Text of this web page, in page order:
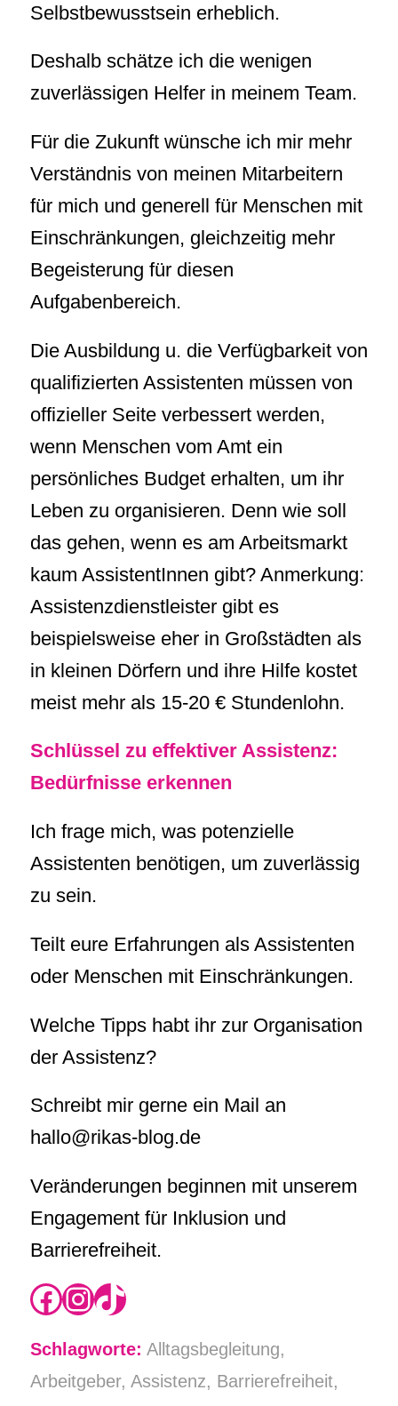
Selbstbewusstsein erheblich.
Deshalb schätze ich die wenigen
zuverlässigen Helfer in meinem Team.
Für die Zukunft wünsche ich mir mehr
Verständnis von meinen Mitarbeitern
für mich und generell für Menschen mit
Einschränkungen, gleichzeitig mehr
Begeisterung für diesen
Aufgabenbereich.
Die Ausbildung u. die Verfügbarkeit von
qualifizierten Assistenten müssen von
offizieller Seite verbessert werden,
wenn Menschen vom Amt ein
persönliches Budget erhalten, um ihr
Leben zu organisieren. Denn wie soll
das gehen, wenn es am Arbeitsmarkt
kaum AssistentInnen gibt? Anmerkung:
Assistenzdienstleister gibt es
beispielsweise eher in Großstädten als
in kleinen Dörfern und ihre Hilfe kostet
meist mehr als 15-20 € Stundenlohn.
Schlüssel zu effektiver Assistenz:
Bedürfnisse erkennen
Ich frage mich, was potenzielle
Assistenten benötigen, um zuverlässig
zu sein.
Teilt eure Erfahrungen als Assistenten
oder Menschen mit Einschränkungen.
Welche Tipps habt ihr zur Organisation
der Assistenz?
Schreibt mir gerne ein Mail an
hallo@rikas-blog.de
Veränderungen beginnen mit unserem
Engagement für Inklusion und
Barrierefreiheit.
https://www.instagram.com/rikas.blog/ InstagramTikTok
Schlagworte: Alltagsbegleitung,
Arbeitgeber, Assistenz, Barrierefreiheit,